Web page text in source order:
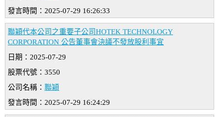
發言時間：2025-07-29 16:26:33
聯穎代本公司之重要子公司HOTEK TECHNOLOGY
CORPORATION 公告董事會決議不發放股利事宜
日期：2025-07-29
股票代號：3550
公司名稱： 聯穎
發言時間：2025-07-29 16:24:29